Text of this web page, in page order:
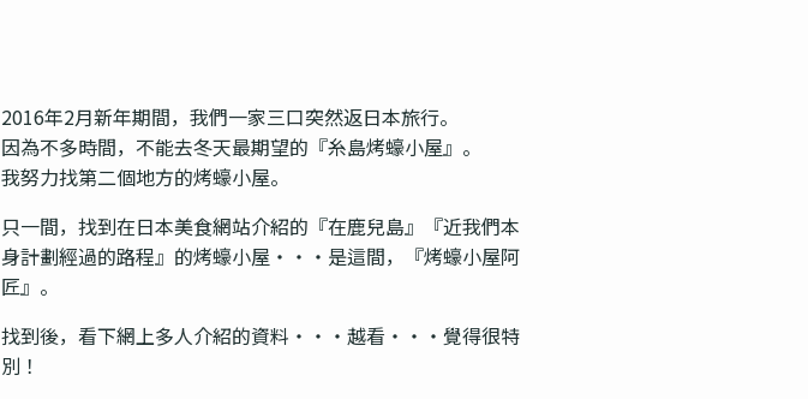
2016年2月新年期間，我們一家三口突然返日本旅行。
因為不多時間，不能去冬天最期望的『糸島烤蠔小屋』。
我努力找第二個地方的烤蠔小屋。
只一間，找到在日本美食網站介紹的『在鹿兒島』『近我們本
身計劃經過的路程』的烤蠔小屋・・・是這間，『烤蠔小屋阿
匠』。
找到後，看下網上多人介紹的資料・・・越看・・・覺得很特
別！